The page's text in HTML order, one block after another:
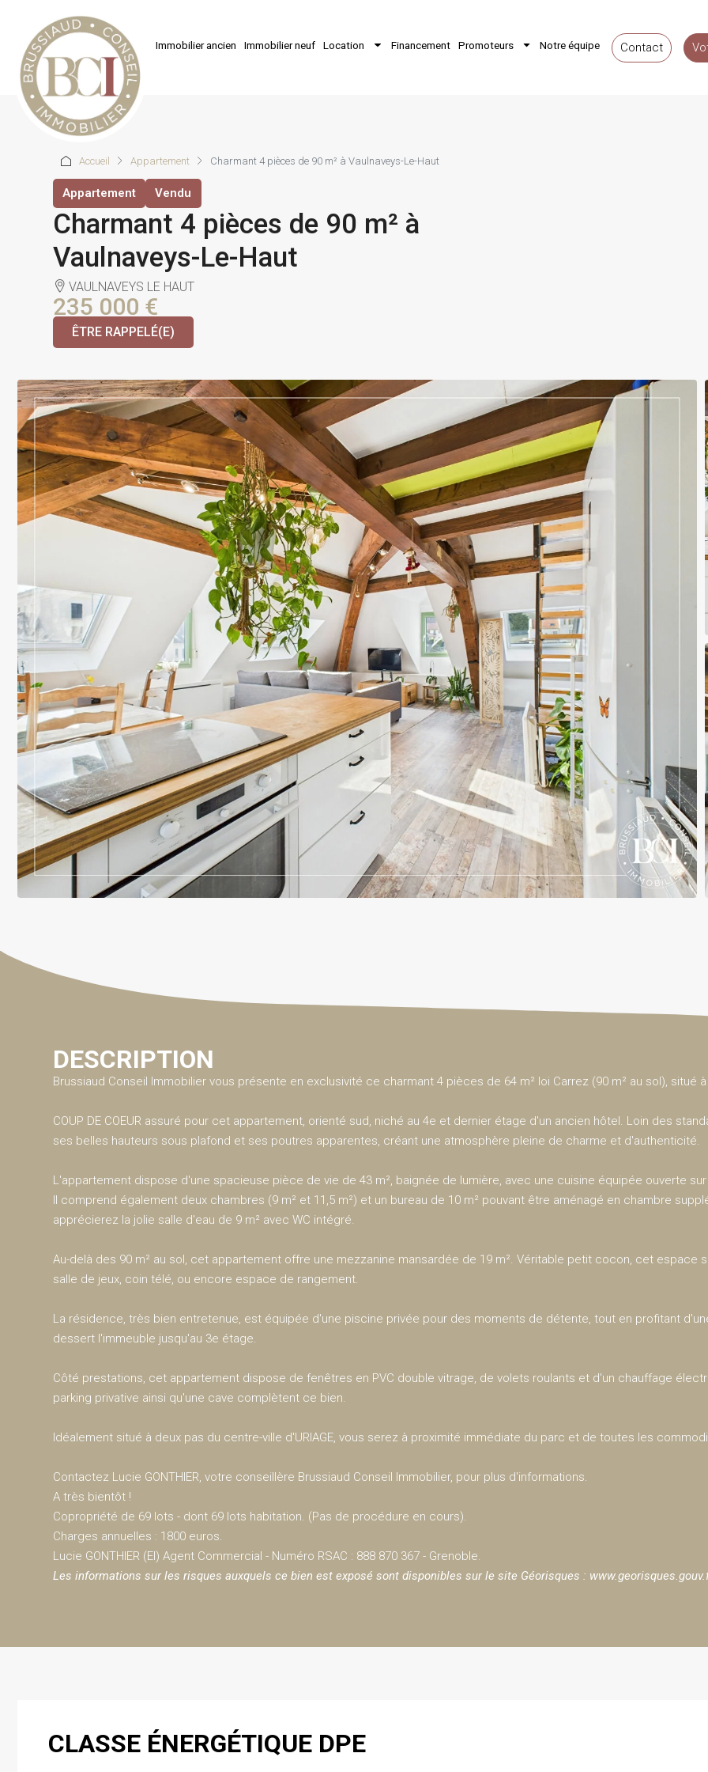
Immobilier ancien Immobilier neuf Location Financement Promoteurs Notre équipe Contact
Accueil Appartement Charmant 4 pièces de 90 m² à Vaulnaveys-Le-Haut
Appartement Vendu
Charmant 4 pièces de 90 m² à
Vaulnaveys-Le-Haut
VAULNAVEYS LE HAUT
235 000 €
ÊTRE RAPPELÉ(E)
DESCRIPTION
Brussiaud Conseil Immobilier vous présente en exclusivité ce charmant 4 pièces de 64 m² loi Carrez (90 m² au sol), situé à
COUP DE COEUR assuré pour cet appartement, orienté sud, niché au 4e et dernier étage d'un ancien hôtel. Loin des
ses belles hauteurs sous plafond et ses poutres apparentes, créant une atmosphère pleine de charme et d'authenticité.
L'appartement dispose d'une spacieuse pièce de vie de 43 m², baignée de lumière, avec une cuisine équipée ouverte sur
Il comprend également deux chambres (9 m² et 11,5 m²) et un bureau de 10 m² pouvant être aménagé en chambre
apprécierez la jolie salle d'eau de 9 m² avec WC intégré.
Au-delà des 90 m² au sol, cet appartement offre une mezzanine mansardée de 19 m². Véritable petit cocon, cet espace
salle de jeux, coin télé, ou encore espace de rangement.
La résidence, très bien entretenue, est équipée d'une piscine privée pour des moments de détente, tout en profitant
dessert l'immeuble jusqu'au 3e étage.
Côté prestations, cet appartement dispose de fenêtres en PVC double vitrage, de volets roulants et d'un chauffage
parking privative ainsi qu'une cave complètent ce bien.
Idéalement situé à deux pas du centre-ville d'URIAGE, vous serez à proximité immédiate du parc et de toutes les
Contactez Lucie GONTHIER, votre conseillère Brussiaud Conseil Immobilier, pour plus d'informations.
A très bientôt !
Copropriété de 69 lots - dont 69 lots habitation. (Pas de procédure en cours).
Charges annuelles : 1800 euros.
Lucie GONTHIER (EI) Agent Commercial - Numéro RSAC : 888 870 367 - Grenoble.
Les informations sur les risques auxquels ce bien est exposé sont disponibles sur le site Géorisques :
CLASSE ÉNERGÉTIQUE DPE